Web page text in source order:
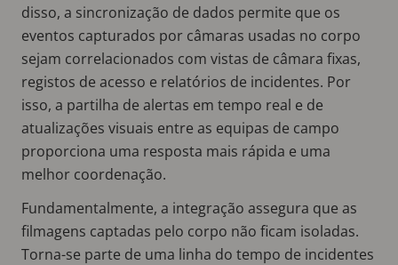
disso, a sincronização de dados permite que os
eventos capturados por câmaras usadas no corpo
sejam correlacionados com vistas de câmara fixas,
registos de acesso e relatórios de incidentes. Por
isso, a partilha de alertas em tempo real e de
atualizações visuais entre as equipas de campo
proporciona uma resposta mais rápida e uma
melhor coordenação.
Fundamentalmente, a integração assegura que as
filmagens captadas pelo corpo não ficam isoladas.
Torna-se parte de uma linha do tempo de incidentes